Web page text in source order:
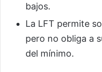
bajos.
La LFT permite
pero no obliga a
del mínimo.